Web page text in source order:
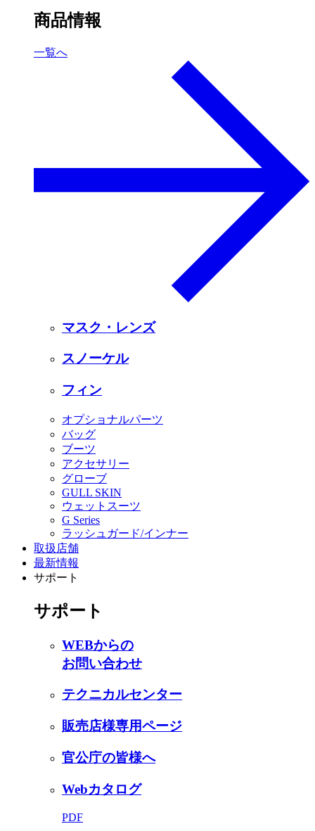
商品情報
一覧へ
マスク・レンズ
スノーケル
フィン
オプショナルパーツ
バッグ
ブーツ
アクセサリー
グローブ
GULL SKIN
ウェットスーツ
G Series
ラッシュガード/インナー
取扱店舗
最新情報
サポート
サポート
WEBからの
お問い合わせ
テクニカルセンター
販売店様専用ページ
官公庁の皆様へ
Webカタログ
PDF